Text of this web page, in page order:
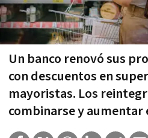
Un banco renovó sus
con descuentos en
mayoristas. Los
combinarse y aumentar